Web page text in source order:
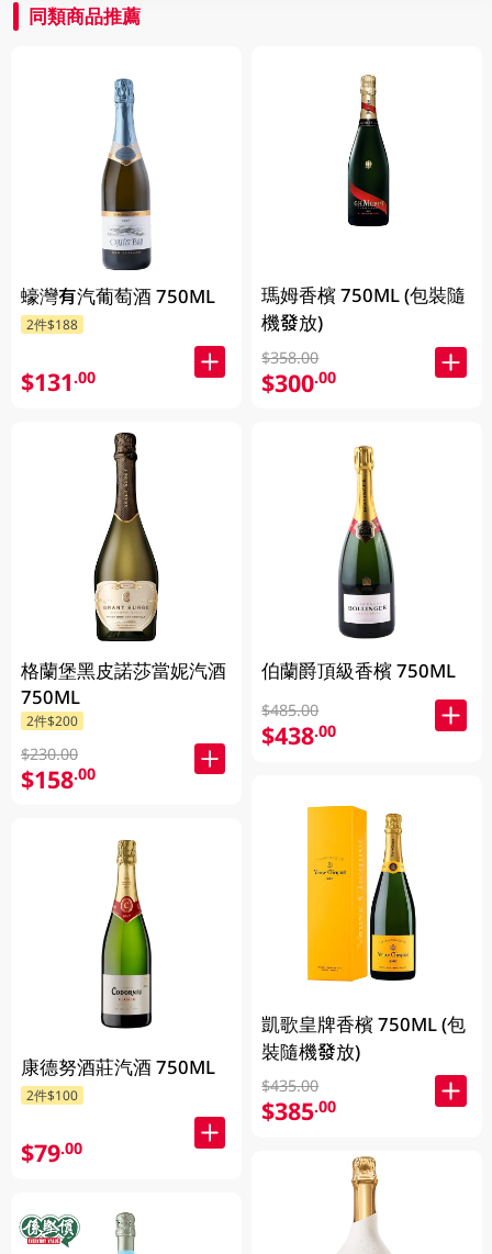
同類商品推薦
蠔灣有汽葡萄酒 750ML
2件$188
$131.00
格蘭堡黑皮諾莎當妮汽酒
750ML
2件$200
$230.00
$158.00
康德努酒莊汽酒 750ML
2件$100
$79.00
瑪姆香檳 750ML (包裝隨
機發放)
$358.00
$300.00
伯蘭爵頂級香檳 750ML
$485.00
$438.00
凱歌皇牌香檳 750ML (包
裝隨機發放)
$435.00
$385.00